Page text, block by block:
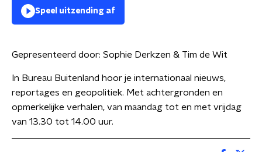
Speel uitzending af
Gepresenteerd door: Sophie Derkzen & Tim de Wit
In Bureau Buitenland hoor je internationaal nieuws,
reportages en geopolitiek. Met achtergronden en
opmerkelijke verhalen, van maandag tot en met vrijdag
van 13.30 tot 14.00 uur.